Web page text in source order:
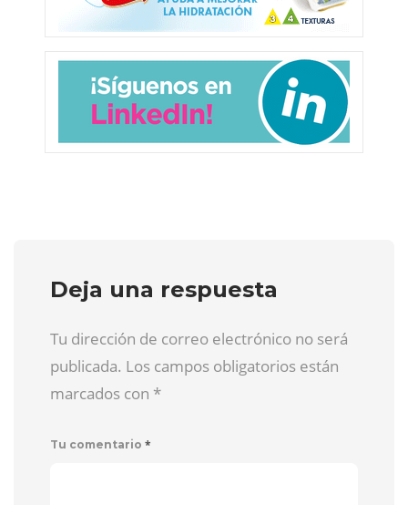
Deja una respuesta
Tu dirección de correo electrónico no será
publicada. Los campos obligatorios están
marcados con *
Tu comentario *